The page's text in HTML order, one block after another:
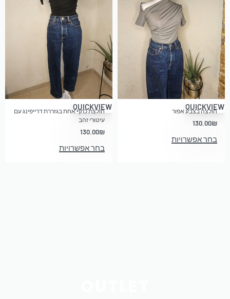
QUICKVIEW
חולצה בצבע אפור
130.00₪
בחר אפשרויות
QUICKVIEW
חולצת כתף אחת בגזררת דרייפינג עם
עיטורי זהב
130.00₪
בחר אפשרויות